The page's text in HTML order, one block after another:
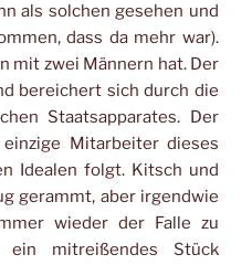
als solchen gesehen und
dass da mehr war).
mit zwei Männern hat. Der
bereichert sich durch die
Staatsapparates. Der
Mitarbeiter dieses
Idealen folgt. Kitsch und
gerammt, aber irgendwie
wieder der Falle zu
mitreißendes Stück